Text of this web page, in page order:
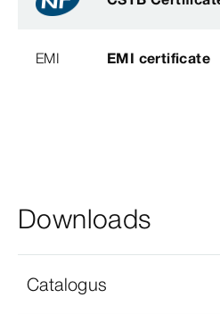
EMI EMI certificate
Downloads
Catalogus